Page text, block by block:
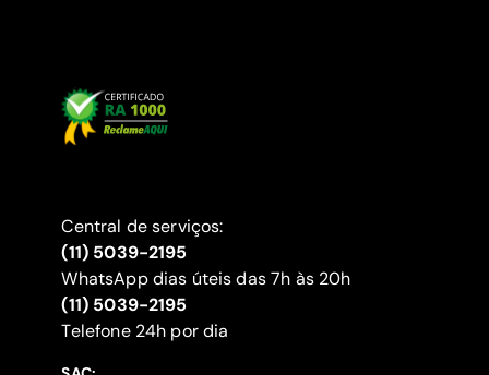
Central de serviços:
(11) 5039-2195
WhatsApp dias úteis das 7h às 20h
(11) 5039-2195
‍Telefone 24h por dia